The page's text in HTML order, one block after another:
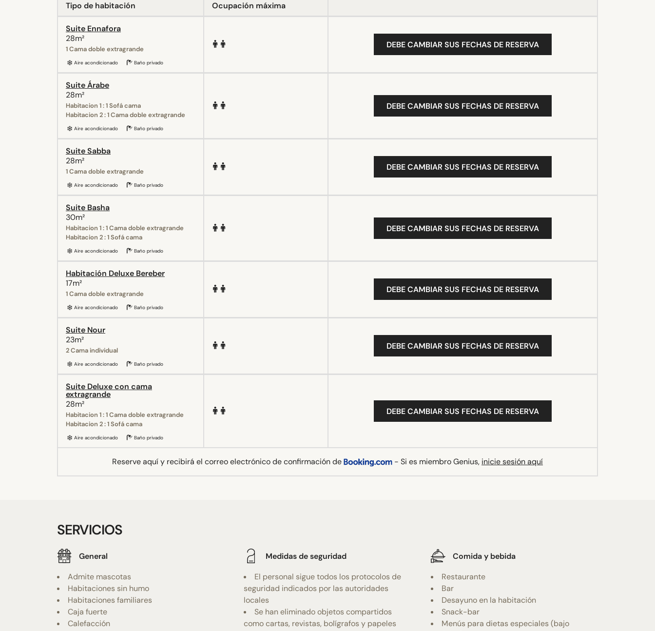
Tipo de habitación Ocupación máxima
Suite Ennafora
28m²
1 Cama doble extragrande
Aire acondicionado Baño privado
DEBE CAMBIAR SUS FECHAS DE RESERVA
Suite Árabe
28m²
Habitacion 1 : 1 Sofá cama
Habitacion 2 : 1 Cama doble extragrande
Aire acondicionado Baño privado
DEBE CAMBIAR SUS FECHAS DE RESERVA
Suite Sabba
28m²
1 Cama doble extragrande
Aire acondicionado Baño privado
DEBE CAMBIAR SUS FECHAS DE RESERVA
Suite Basha
30m²
Habitacion 1 : 1 Cama doble extragrande
Habitacion 2 : 1 Sofá cama
Aire acondicionado Baño privado
DEBE CAMBIAR SUS FECHAS DE RESERVA
Habitación Deluxe Bereber
17m²
1 Cama doble extragrande
Aire acondicionado Baño privado
DEBE CAMBIAR SUS FECHAS DE RESERVA
Suite Nour
23m²
2 Cama individual
Aire acondicionado Baño privado
DEBE CAMBIAR SUS FECHAS DE RESERVA
Suite Deluxe con cama
extragrande
28m²
Habitacion 1 : 1 Cama doble extragrande
Habitacion 2 : 1 Sofá cama
Aire acondicionado Baño privado
DEBE CAMBIAR SUS FECHAS DE RESERVA
Reserve aquí y recibirá el correo electrónico de confirmación de - Si es miembro Genius, inicie sesión aquí
SERVICIOS
General
Admite mascotas
Habitaciones sin humo
Habitaciones familiares
Caja fuerte
Calefacción
Medidas de seguridad
El personal sigue todos los protocolos de
seguridad indicados por las autoridades
locales
Se han eliminado objetos compartidos
como cartas, revistas, bolígrafos y papeles
Comida y bebida
Restaurante
Bar
Desayuno en la habitación
Snack-bar
Menús para dietas especiales (bajo